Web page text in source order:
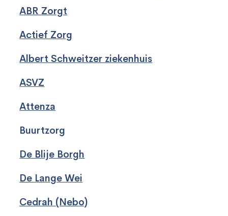
ABR Zorgt
Actief Zorg
Albert Schweitzer ziekenhuis
ASVZ
Attenza
Buurtzorg
De Blije Borgh
De Lange Wei
Cedrah (Nebo)